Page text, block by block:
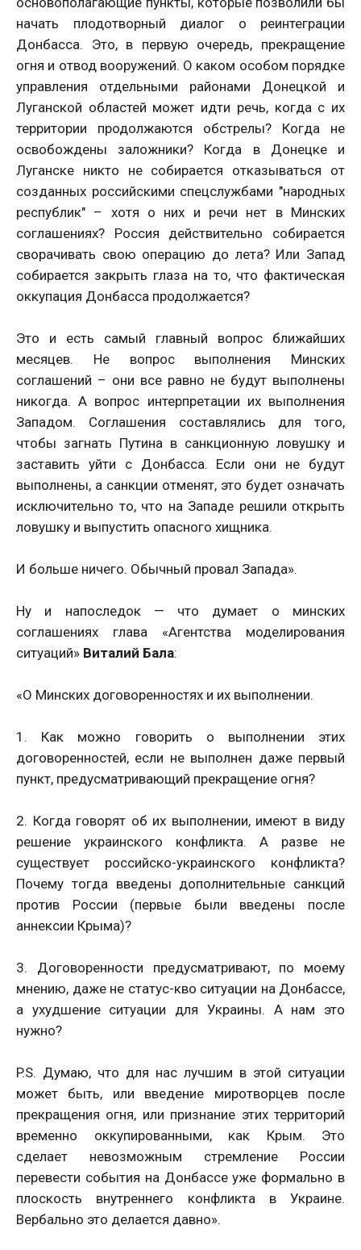
начать плодотворный диалог о реинтеграции
Донбасса. Это, в первую очередь, прекращение
огня и отвод вооружений. О каком особом порядке
управления отдельными районами Донецкой и
Луганской областей может идти речь, когда с их
территории продолжаются обстрелы? Когда не
освобождены заложники? Когда в Донецке и
Луганске никто не собирается отказываться от
созданных российскими спецслужбами "народных
республик" – хотя о них и речи нет в Минских
соглашениях? Россия действительно собирается
сворачивать свою операцию до лета? Или Запад
собирается закрыть глаза на то, что фактическая
оккупация Донбасса продолжается?
Это и есть самый главный вопрос ближайших
месяцев. Не вопрос выполнения Минских
соглашений – они все равно не будут выполнены
никогда. А вопрос интерпретации их выполнения
Западом. Соглашения составлялись для того,
чтобы загнать Путина в санкционную ловушку и
заставить уйти с Донбасса. Если они не будут
выполнены, а санкции отменят, это будет означать
исключительно то, что на Западе решили открыть
ловушку и выпустить опасного хищника.
И больше ничего. Обычный провал Запада».
Ну и напоследок — что думает о минских
соглашениях глава «Агентства моделирования
ситуаций» Виталий Бала:
«О Минских договоренностях и их выполнении.
1. Как можно говорить о выполнении этих
договоренностей, если не выполнен даже первый
пункт, предусматривающий прекращение огня?
2. Когда говорят об их выполнении, имеют в виду
решение украинского конфликта. А разве не
существует российско-украинского конфликта?
Почему тогда введены дополнительные санкций
против России (первые были введены после
аннексии Крыма)?
3. Договоренности предусматривают, по моему
мнению, даже не статус-кво ситуации на Донбассе,
а ухудшение ситуации для Украины. А нам это
нужно?
P.S. Думаю, что для нас лучшим в этой ситуации
может быть, или введение миротворцев после
прекращения огня, или признание этих территорий
временно оккупированными, как Крым. Это
сделает невозможным стремление России
перевести события на Донбассе уже формально в
плоскость внутреннего конфликта в Украине.
Вербально это делается давно».